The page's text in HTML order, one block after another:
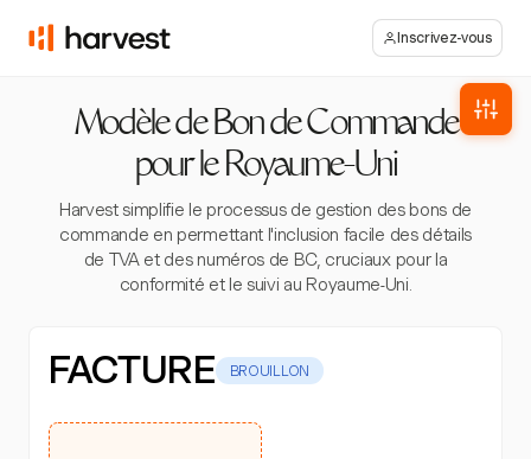
Inscrivez-vous
Modèle de Bon de Commande
pour le Royaume-Uni
Harvest simplifie le processus de gestion des bons de
commande en permettant l'inclusion facile des détails
de TVA et des numéros de BC, cruciaux pour la
conformité et le suivi au Royaume-Uni.
FACTURE BROUILLON